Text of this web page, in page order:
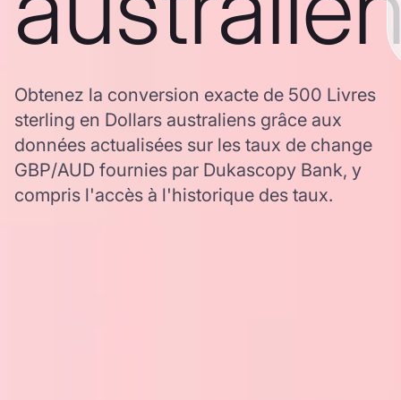
Obtenez la conversion exacte de 500 Livres
sterling en Dollars australiens grâce aux
données actualisées sur les taux de change
GBP/AUD fournies par Dukascopy Bank, y
compris l'accès à l'historique des taux.